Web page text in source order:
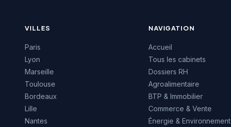
VILLES
Paris
Lyon
Marseille
Toulouse
Bordeaux
Lille
Nantes
NAVIGATION
Accueil
Tous les cabinets
Dossiers RH
Agroalimentaire
BTP & Immobilier
Commerce & Vente
Énergie & Environnement